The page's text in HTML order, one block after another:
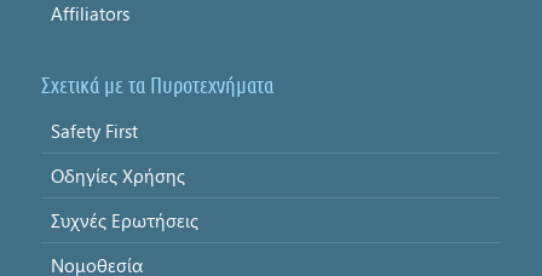
Affiliators
Σχετικά με τα Πυροτεχνήματα
Safety First
Οδηγίες Χρήσης
Συχνές Ερωτήσεις
Νομοθεσία